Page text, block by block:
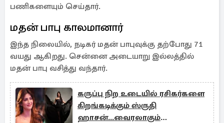
பணிகளையும் செய்தார்.
மதன் பாபு காலமானார்
இந்த நிலையில், நடிகர் மதன் பாபுவுக்கு தற்போது 71
வயது ஆகிறது. சென்னை அடையாறு இல்லத்தில்
மதன் பாபு வசித்து வந்தார்.
கருப்பு நிற உடையில் ரசிகர்களை
கிறங்கடிக்கும் ஸ்ருதி
ஹாசன்...வைரலாகும்